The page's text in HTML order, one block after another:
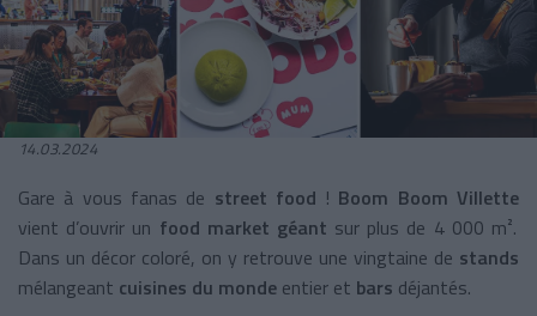
14.03.2024
Gare à vous fanas de street food ! Boom Boom Villette
vient d’ouvrir un food market géant sur plus de 4 000 m².
Dans un décor coloré, on y retrouve une vingtaine de stands
mélangeant cuisines du monde entier et bars déjantés.